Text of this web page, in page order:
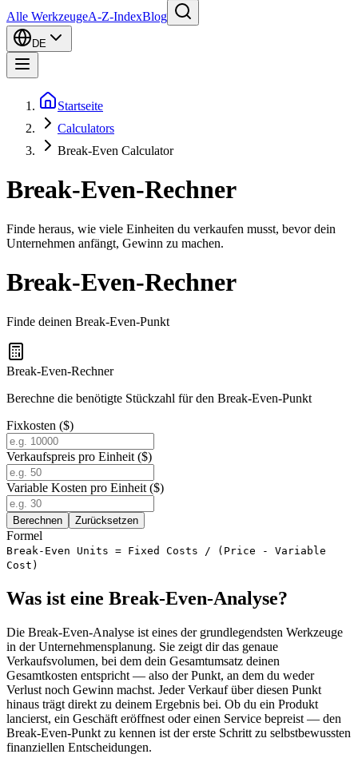
Alle WerkzeugeA-Z-IndexBlog
DE
Startseite
Calculators
Break-Even Calculator
Break-Even-Rechner
Finde heraus, wie viele Einheiten du verkaufen musst, bevor dein
Unternehmen anfängt, Gewinn zu machen.
Break-Even-Rechner
Finde deinen Break-Even-Punkt
Break-Even-Rechner
Berechne die benötigte Stückzahl für den Break-Even-Punkt
Fixkosten ($)
Verkaufspreis pro Einheit ($)
Variable Kosten pro Einheit ($)
Berechnen Zurücksetzen
Formel
Break-Even Units = Fixed Costs / (Price - Variable
Cost)
Was ist eine Break-Even-Analyse?
Die Break-Even-Analyse ist eines der grundlegendsten Werkzeuge
in der Unternehmensplanung. Sie zeigt dir das genaue
Verkaufsvolumen, bei dem dein Gesamtumsatz deinen
Gesamtkosten entspricht — also der Punkt, an dem du weder
Verlust noch Gewinn machst. Jeder Verkauf über diesen Punkt
hinaus trägt direkt zu deinem Ergebnis bei. Ob du ein Produkt
lancierst, ein Geschäft eröffnest oder einen Service bepreist — den
Break-Even-Punkt zu kennen ist der erste Schritt zu selbstbewussten
finanziellen Entscheidungen.